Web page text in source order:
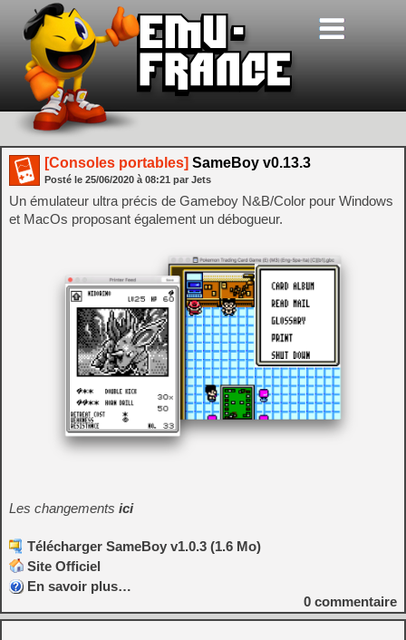
[Consoles portables] SameBoy v0.13.3
Posté le 25/06/2020 à 08:21 par Jets
Un émulateur ultra précis de Gameboy N&B/Color pour Windows
et MacOs proposant également un débogueur.
Les changements ici
Télécharger SameBoy v1.0.3 (1.6 Mo)
Site Officiel
En savoir plus…
0 commentaire